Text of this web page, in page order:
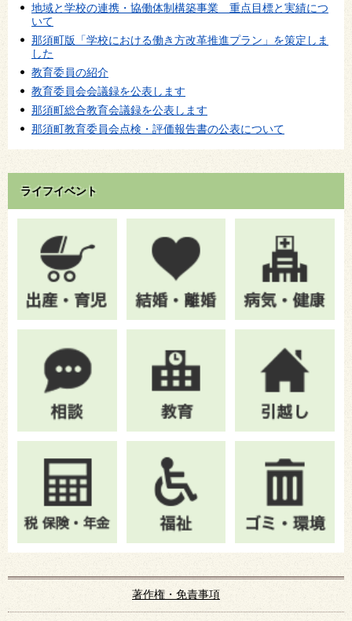
地域と学校の連携・協働体制構築事業 重点目標と実績につ
いて
那須町版「学校における働き方改革推進プラン」を策定しま
した
教育委員の紹介
教育委員会会議録を公表します
那須町総合教育会議録を公表します
那須町教育委員会点検・評価報告書の公表について
ライフイベント
著作権・免責事項